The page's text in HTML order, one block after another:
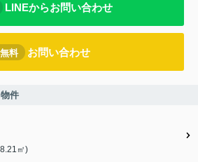
LINEからお問い合わせ
無料 お問い合わせ
件
㎡)